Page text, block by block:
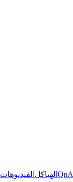
QnA الهياكل الفيديوهات